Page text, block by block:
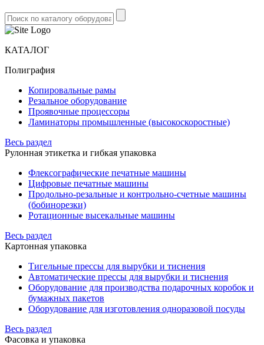
КАТАЛОГ
Полиграфия
Копировальные рамы
Резальное оборудование
Проявочные процессоры
Ламинаторы промышленные (высокоскоростные)
Весь раздел
Рулонная этикетка и гибкая упаковка
Флексографические печатные машины
Цифровые печатные машины
Продольно-резальные и контрольно-счетные машины
(бобинорезки)
Ротационные высекальные машины
Весь раздел
Картонная упаковка
Тигельные прессы для вырубки и тиснения
Автоматические прессы для вырубки и тиснения
Оборудование для производства подарочных коробок и
бумажных пакетов
Оборудование для изготовления одноразовой посуды
Весь раздел
Фасовка и упаковка